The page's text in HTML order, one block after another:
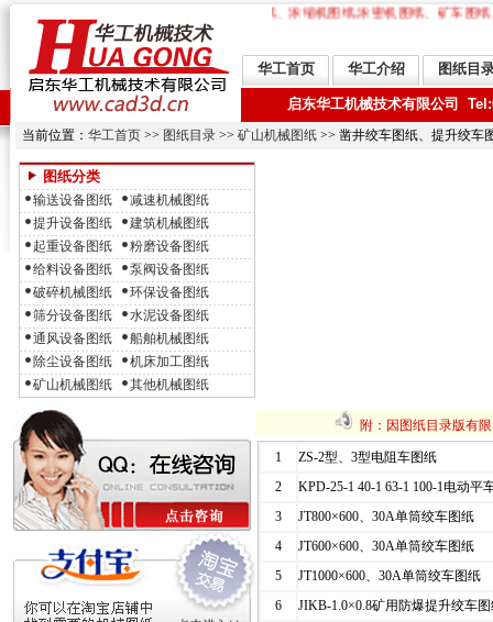
提供：搅拌槽图纸、跳汰机图纸、摇床图纸、浓缩机图纸,浓密机图纸、矿车图
华工首页 华工介绍 图纸目
启东华工机械技术有限公司
当前位置： 华工首页 >> 图纸目录 >> 矿山机械图纸 >> 凿井绞车图纸、提升绞车
图纸分类
输送设备图纸
减速机械图纸
提升设备图纸
建筑机械图纸
起重设备图纸
粉磨设备图纸
给料设备图纸
泵阀设备图纸
破碎机械图纸
环保设备图纸
筛分设备图纸
水泥设备图纸
通风设备图纸
船舶机械图纸
除尘设备图纸
机床加工图纸
矿山机械图纸
其他机械图纸
附：因图纸目录版有
1
ZS-2型、3型电阻车图纸
2
KPD-25-1 40-1 63-1 100-1电动平
3
JT800×600、30A单筒绞车图纸
4
JT600×600、30A单筒绞车图纸
5
JT1000×600、30A单筒绞车图纸
6
JIKB-1.0×0.8矿用防爆提升绞车